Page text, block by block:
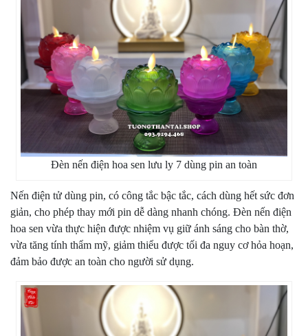
Đèn nến điện hoa sen lưu ly 7 dùng pin an toàn
Nến điện tử dùng pin, có công tắc bậc tắc, cách dùng hết sức đơn
giản, cho phép thay mới pin dễ dàng nhanh chóng. Đèn nến điện
hoa sen vừa thực hiện được nhiệm vụ giữ ánh sáng cho bàn thờ,
vừa tăng tính thẩm mỹ, giảm thiểu được tối đa nguy cơ hỏa hoạn,
đảm bảo được an toàn cho người sử dụng.